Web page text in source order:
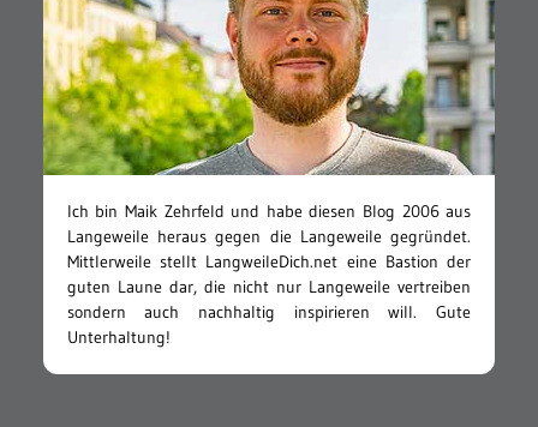
Ich bin Maik Zehrfeld und habe diesen Blog 2006 aus
Langeweile heraus gegen die Langeweile gegründet.
Mittlerweile stellt LangweileDich.net eine Bastion der
guten Laune dar, die nicht nur Langeweile vertreiben
sondern auch nachhaltig inspirieren will. Gute
Unterhaltung!